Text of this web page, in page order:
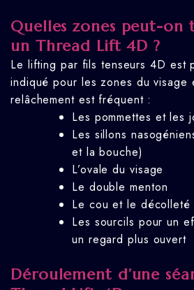
Quelles zones peut-on
un Thread Lift 4D ?
Le lifting par fils tenseurs 4D est
indiqué pour les zones du visage
relâchement est fréquent :
Les pommettes et les
Les sillons
et la bouche)
L’ovale du visage
Le double menton
Le cou et le décolleté
Les sourcils pour un
un regard plus ouvert
Déroulement d’une